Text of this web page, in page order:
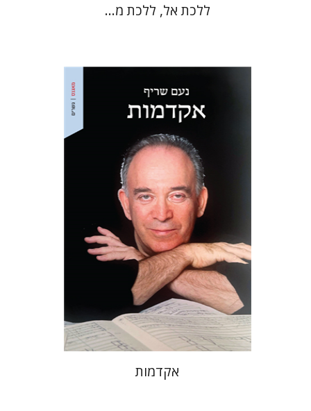
ללכת אל, ללכת מ...
נעם שריף
מתן חרמוני
הנחת אתר ספר מודפס
$35
$32
אקדמות